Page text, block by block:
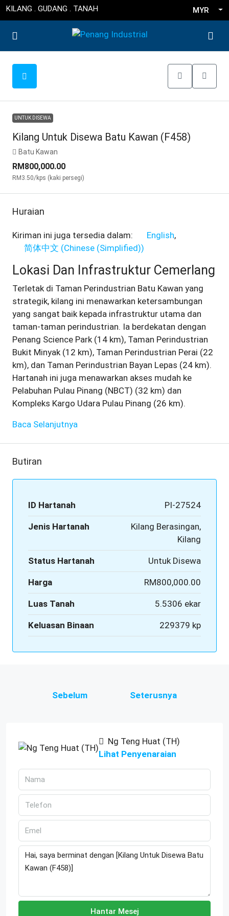
KILANG . GUDANG . TANAH MYR
UNTUK DISEWA
Kilang Untuk Disewa Batu Kawan (F458)
Batu Kawan
RM800,000.00
RM3.50/kps (kaki persegi)
Huraian
Kiriman ini juga tersedia dalam:
English
简体中文 (Chinese (Simplified))
Lokasi Dan Infrastruktur Cemerlang
Terletak di Taman Perindustrian Batu Kawan yang
strategik, kilang ini menawarkan ketersambungan
yang sangat baik kepada infrastruktur utama dan
taman-taman perindustrian. Ia berdekatan dengan
Penang Science Park (14 km), Taman Perindustrian
Bukit Minyak (12 km), Taman Perindustrian Perai (22
km), dan Taman Perindustrian Bayan Lepas (24 km).
Hartanah ini juga menawarkan akses mudah ke
Pelabuhan Pulau Pinang (NBCT) (32 km) dan
Kompleks Kargo Udara Pulau Pinang (26 km).
Baca Selanjutnya
Butiran
ID Hartanah PI-27524
Jenis Hartanah
Kilang Berasingan,
Kilang
Status Hartanah Untuk Disewa
Harga RM800,000.00
Luas Tanah 5.5306 ekar
Keluasan Binaan 229379 kp
Sebelum Seterusnya
Ng Teng Huat (TH)
Lihat Penyenaraian
Hantar Mesej